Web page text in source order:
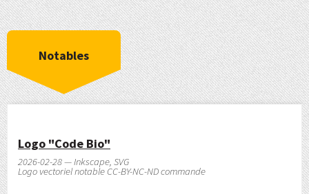
Notables
Logo "Code Bio"
2026-02-28 — Inkscape, SVG
Logo vectoriel notable CC-BY-NC-ND commande